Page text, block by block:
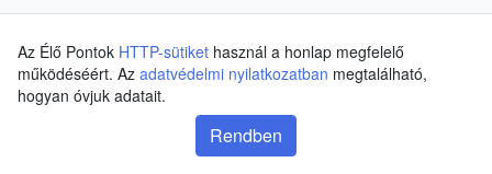
Az Élő Pontok HTTP-sütiket használ a honlap megfelelő
működéséért. Az adatvédelmi nyilatkozatban megtalálható,
hogyan óvjuk adatait.
Rendben